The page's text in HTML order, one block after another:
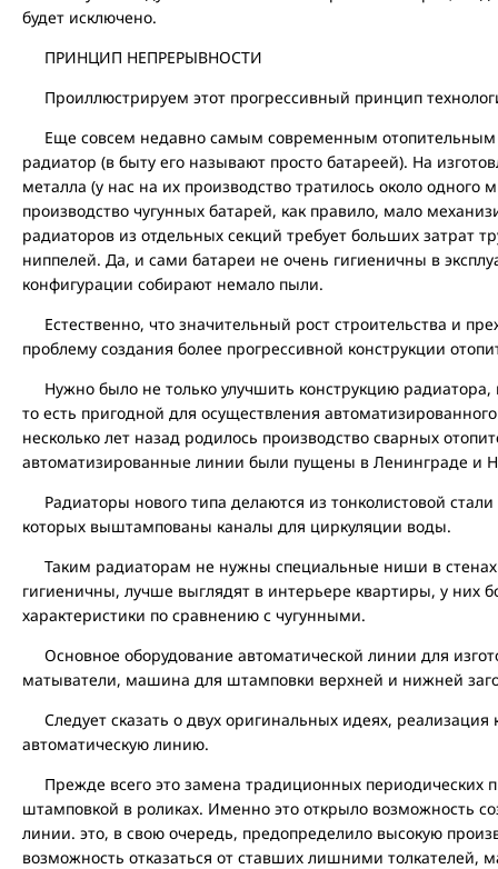
будет исключено.
ПРИНЦИП НЕПРЕРЫВНОСТИ
Проиллюстрируем этот прогрессивный принцип
Еще совсем недавно самым современным отопительным
радиатор (в быту его называют просто батареей). На
металла (у нас на их производство тратилось около одного
производство чугунных батарей, как правило, мало
радиаторов из отдельных секций требует больших затрат
ниппелей. Да, и сами батареи не очень гигиеничны в
конфигурации собирают немало пыли.
Естественно, что значительный рост строительства и
проблему создания более прогрессивной конструкции
Нужно было не только улучшить конструкцию радиатора,
то есть пригодной для осуществления
несколько лет назад родилось производство сварных
автоматизированные линии были пущены в Ленинграде и
Радиаторы нового типа делаются из тонколистовой стали
которых выштампованы каналы для циркуляции воды.
Таким радиаторам не нужны специальные ниши в стенах
гигиеничны, лучше выглядят в интерьере квартиры, у них
характеристики по сравнению с чугунными.
Основное оборудование автоматической линии для
матыватели, машина для штамповки верхней и нижней
Следует сказать о двух оригинальных идеях, реализация
автоматическую линию.
Прежде всего это замена традиционных периодических
штамповкой в роликах. Именно это открыло возможность
линии. это, в свою очередь, предопределило высокую
возможность отказаться от ставших лишними толкателей,